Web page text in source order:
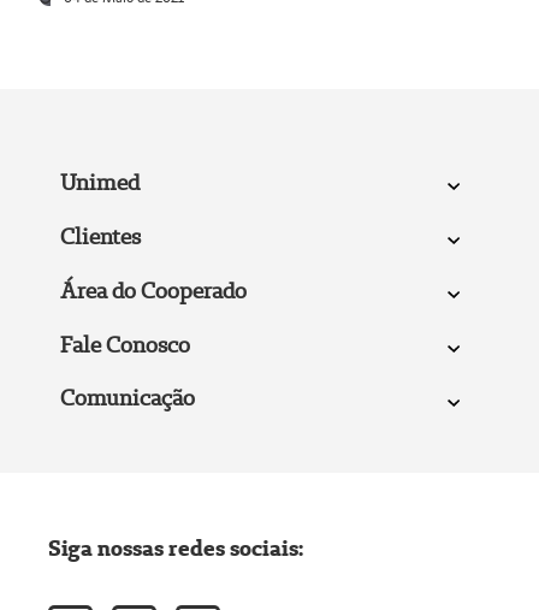
Unimed
Clientes
Área do Cooperado
Fale Conosco
Comunicação
Siga nossas redes sociais: